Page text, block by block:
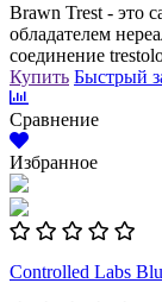
Brawn Trest - это
обладателем
соединение
Купить Быстрый
Сравнение
Избранное
Controlled Labs